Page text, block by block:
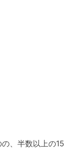
、半数以上の15